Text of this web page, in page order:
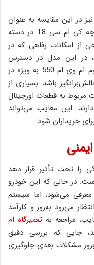
کمبود امکانات رفاهی در کی ام سی T8 نیز در این مقایسه به عنوان
یک معضل قابل توجه مطرح است. اگرچه کی ام سی T8 در دسته
از امکانات رفاهی که در
در این مدل در دسترس
نیست. در کنار آن، معایب بازار دست دوم ام وی ام 550 به ویژه در
باشد. بسیاری از
به قطعات اورجینال
این معایب می‌تواند
خریداران شود.
را تحت تأثیر قرار دهد
سیستم امنیتی ام وی ام ۵۵۰ است. در حالی که این خودرو
می‌شود، اما سیستم
می‌رود به‌روز و کارآمد
مراجعه به تعمیرگاه ام
جایی که بررسی دقیق
مشکلات بعدی جلوگیری